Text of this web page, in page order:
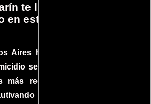
te llevará al borde
en este increíble
Aires hasta el mundo, Tesis
se ha convertido en uno
más recomendados del cine
audiencias y dejando